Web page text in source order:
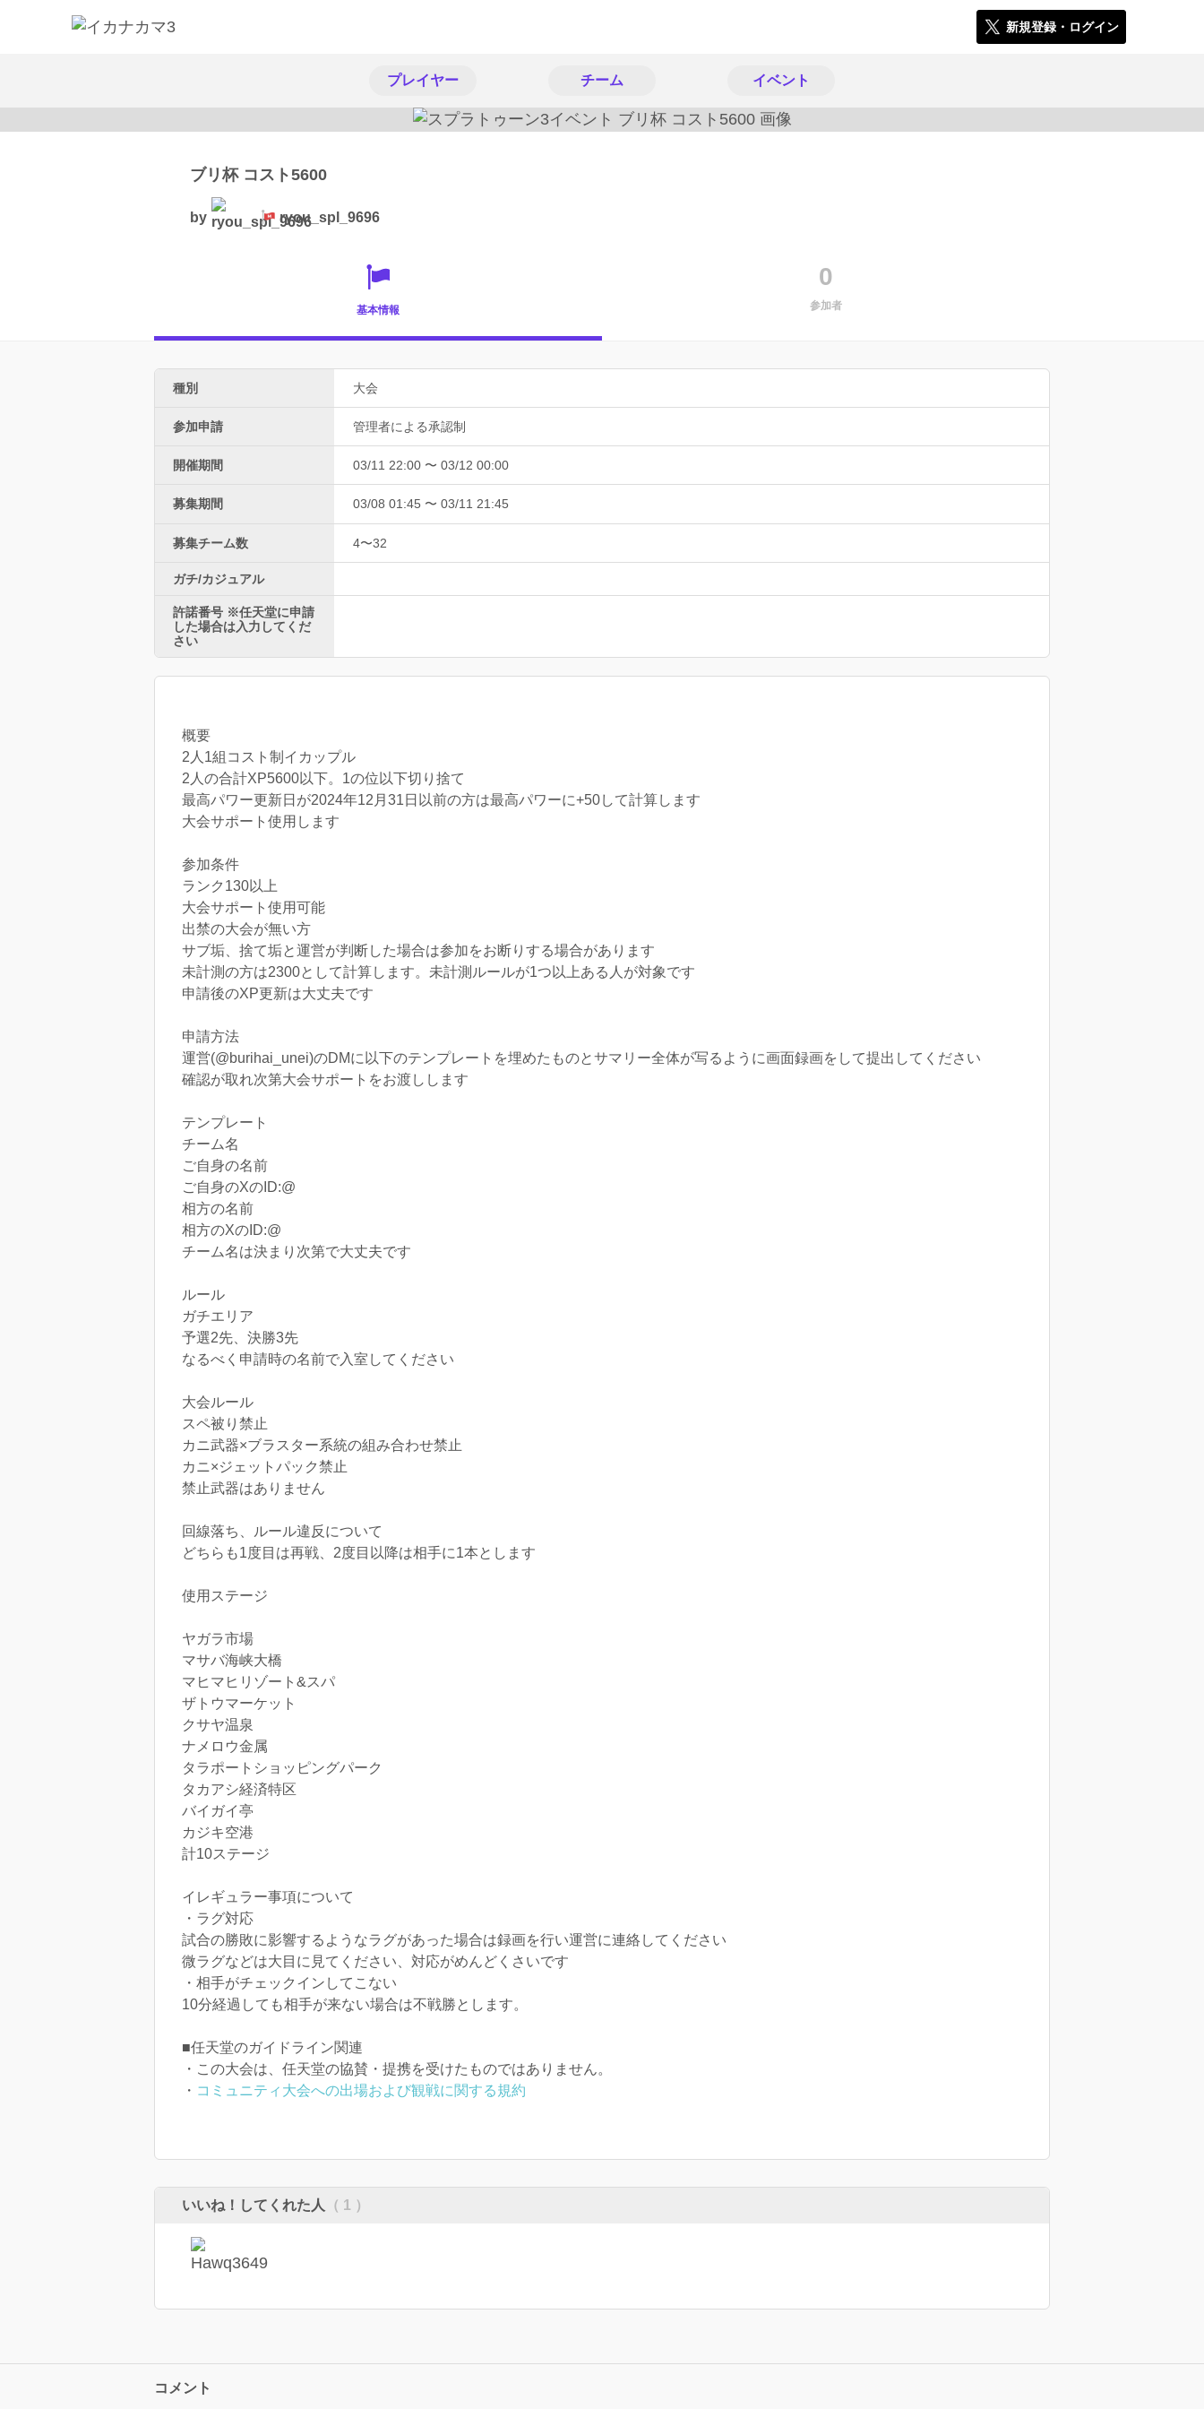
新規登録・ログイン
プレイヤー チーム イベント
ブリ杯 コスト5600
by ryou_spl_9696
基本情報
0
参加者
種別 大会
参加申請 管理者による承認制
開催期間 03/11 22:00 〜 03/12 00:00
募集期間 03/08 01:45 〜 03/11 21:45
募集チーム数 4〜32
ガチ/カジュアル
許諾番号 ※任天堂に申請
した場合は入力してくだ
さい
概要
2人1組コスト制イカップル
2人の合計XP5600以下。1の位以下切り捨て
最高パワー更新日が2024年12月31日以前の方は最高パワーに+50して計算します
大会サポート使用します
参加条件
ランク130以上
大会サポート使用可能
出禁の大会が無い方
サブ垢、捨て垢と運営が判断した場合は参加をお断りする場合があります
未計測の方は2300として計算します。未計測ルールが1つ以上ある人が対象です
申請後のXP更新は大丈夫です
申請方法
運営(@burihai_unei)のDMに以下のテンプレートを埋めたものとサマリー全体が写るように画面録画をして提出してください
確認が取れ次第大会サポートをお渡しします
テンプレート
チーム名
ご自身の名前
ご自身のXのID:@
相方の名前
相方のXのID:@
チーム名は決まり次第で大丈夫です
ルール
ガチエリア
予選2先、決勝3先
なるべく申請時の名前で入室してください
大会ルール
スペ被り禁止
カニ武器×ブラスター系統の組み合わせ禁止
カニ×ジェットパック禁止
禁止武器はありません
回線落ち、ルール違反について
どちらも1度目は再戦、2度目以降は相手に1本とします
使用ステージ
ヤガラ市場
マサバ海峡大橋
マヒマヒリゾート&スパ
ザトウマーケット
クサヤ温泉
ナメロウ金属
タラポートショッピングパーク
タカアシ経済特区
バイガイ亭
カジキ空港
計10ステージ
イレギュラー事項について
・ラグ対応
試合の勝敗に影響するようなラグがあった場合は録画を行い運営に連絡してください
微ラグなどは大目に見てください、対応がめんどくさいです
・相手がチェックインしてこない
10分経過しても相手が来ない場合は不戦勝とします。
■任天堂のガイドライン関連
・この大会は、任天堂の協賛・提携を受けたものではありません。
・ コミュニティ大会への出場および観戦に関する規約
いいね！してくれた人 （ 1 ）
コメント